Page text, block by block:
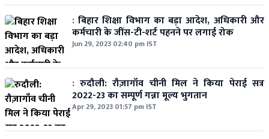
: बिहार शिक्षा विभाग का बड़ा आदेश, अधिकारी और
कर्मचारी के जींस-टी-शर्ट पहनने पर लगाई रोक
Jun 29, 2023 02:40 pm IST
: रुदौली: रौज़ागाँव चीनी मिल ने किया पेराई सत्र
2022-23 का सम्पूर्ण गन्ना मूल्य भुगतान
Apr 29, 2023 01:57 pm IST